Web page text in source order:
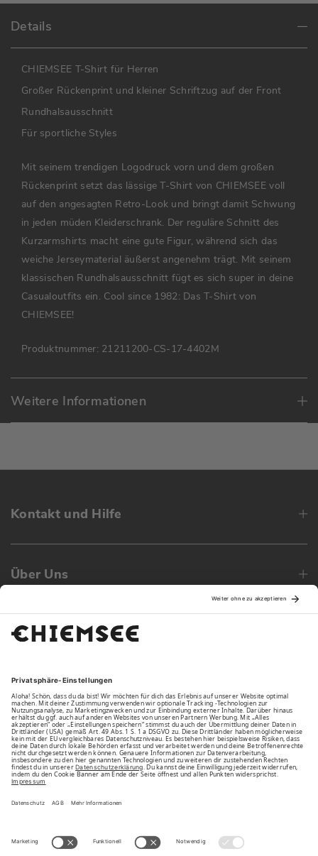
Details
CHIEMSEE T-Shirt für Herren
Großer Rückenprint und kleiner Schriftzug auf der Front
Rundhalsausschnitt
Für sportliche Styles
Mit seinem trendigen Logodruck vorn und dem großen
Rückenprint setzt das lässige T-Shirt von CHIEMSEE voll
auf den angesagten Retro-Look und bringt damit Schwung
in jeden müden Kleiderschrank. Der reguläre Schnitt des
Kurzarmshirts macht eine gute Figur, während sich das
weiche Jerseymaterial äußerst angenehm trägt. Mit seinem
klassischen Rundhalsausschnitt fügt es sich super in deine
Casualoutfits ein. Cool since 1982: Das T-Shirt von
CHIEMSEE!
Produktnummer: 21211200-CS-17-4402M
Weitere Informationen
Kontakt und Hilfe
Über Uns
Family
Unsere Vorteile
Unsere Partner